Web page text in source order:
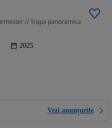
// Trapa panoramica
2025
Vezi anunțurile